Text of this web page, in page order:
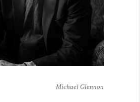
Michael Glennon